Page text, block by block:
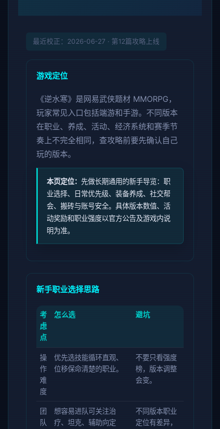
最近校正：2026-06-27 · 第12篇攻略上线
游戏定位
《逆水寒》是网易武侠题材 MMORPG，
玩家常见入口包括端游和手游。不同版本
在职业、养成、活动、经济系统和赛季节
奏上不完全相同，查攻略前要先确认自己
玩的版本。
本页定位： 先做长期通用的新手导览：职
业选择、日常优先级、装备养成、社交帮
会、搬砖与账号安全。具体版本数值、活
动奖励和职业强度以官方公告及游戏内说
明为准。
新手职业选择思路
考
虑
点
怎么选 避坑
操
作
难
度
优先选技能循环直观、
位移保命清楚的职业。
不要只看强度
榜，版本调整
会变。
团
队
想容易进队可关注治
疗、坦克、辅助向定
不同版本职业
定位有差异，